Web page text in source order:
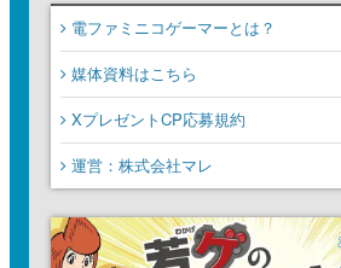
電ファミニコゲーマーとは？
媒体資料はこちら
XプレゼントCP応募規約
運営：株式会社マレ